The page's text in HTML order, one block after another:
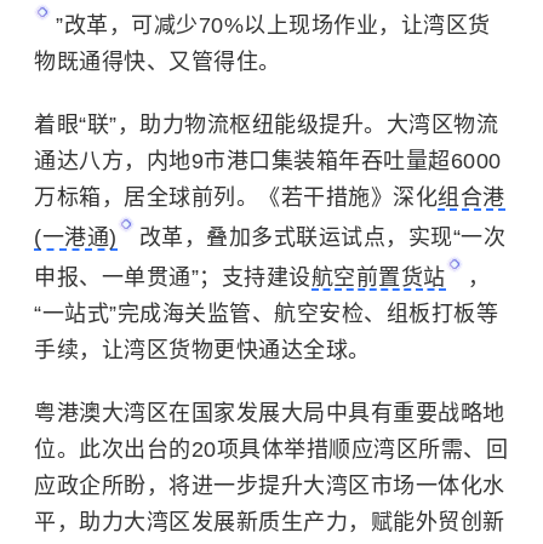
”改革，可减少70%以上现场作业，让湾区货
物既通得快、又管得住。
着眼“联”，助力物流枢纽能级提升。大湾区物流
通达八方，内地9市港口集装箱年吞吐量超6000
万标箱，居全球前列。《若干措施》深化组合港
(一港通)
改革，叠加多式联运试点，实现“一次
申报、一单贯通”；支持建设航空前置货站
，
“一站式”完成海关监管、航空安检、组板打板等
手续，让湾区货物更快通达全球。
粤港澳大湾区在国家发展大局中具有重要战略地
位。此次出台的20项具体举措顺应湾区所需、回
应政企所盼，将进一步提升大湾区市场一体化水
平，助力大湾区发展新质生产力，赋能外贸创新